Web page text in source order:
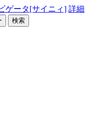
ゲータ[サイニィ] 詳細
検索